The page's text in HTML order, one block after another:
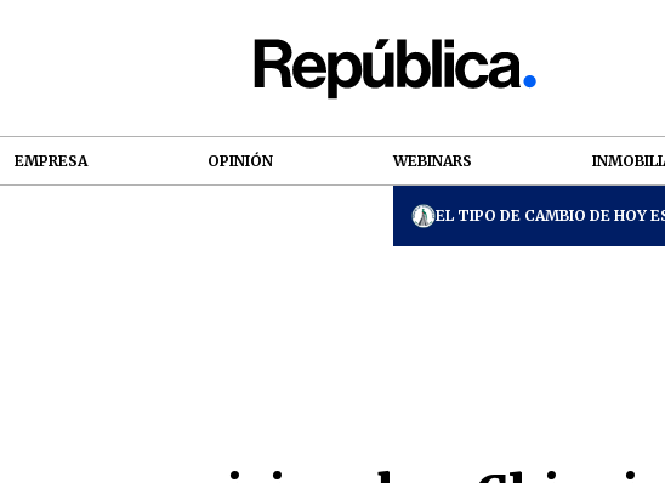
EMPRESA OPINIÓN WEBINARS
EL TIPO DE CAMBIO DE HOY